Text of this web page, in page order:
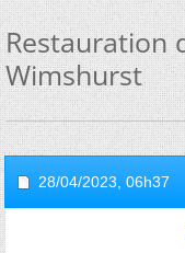
Restauration
Wimshurst
28/04/2023, 06h37